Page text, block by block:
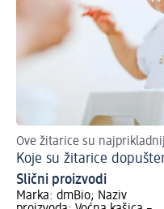
Ove žitarice su
Koje su žitarice
Slični proizvodi
Marka: dmBio; Naziv